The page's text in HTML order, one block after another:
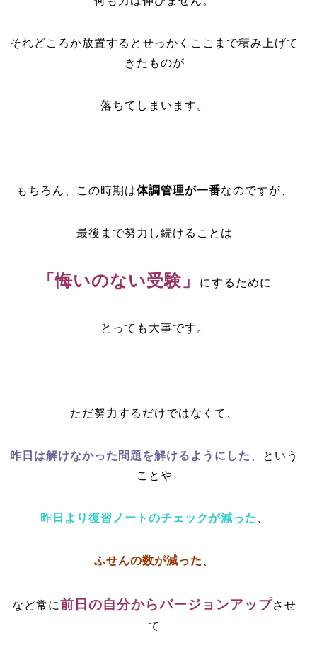
それどころか放置するとせっかくここまで積み上げて
きたものが
落ちてしまいます。
もちろん、この時期は体調管理が一番なのですが、
最後まで努力し続けることは
「悔いのない受験」 にするために
とっても大事です。
ただ努力するだけではなくて、
昨日は解けなかった問題を解けるようにした
、という
ことや
昨日より復習ノートのチェックが減った
ふせんの数が減った
など常に前日の自分からバージョンアップさせ
て